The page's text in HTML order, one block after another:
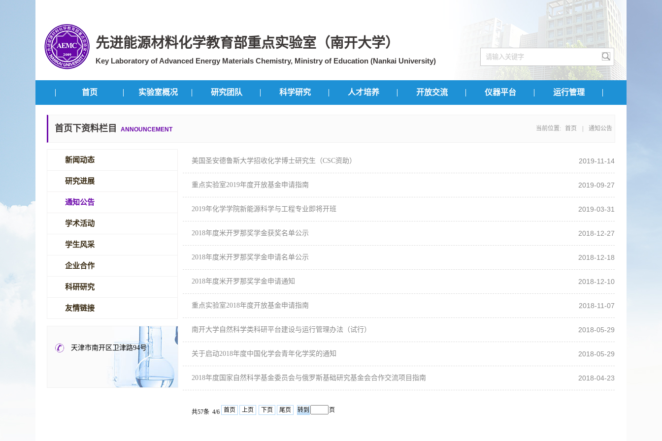
先进能源材料化学教育部重点实验室（南开大学）
Key Laboratory of Advanced Energy Materials Chemistry, Ministry of Education (Nankai University)
首页 实验室概况 研究团队 科学研究 人才培养 开放交流 仪器平台 运行管理
首页下资料栏目 ANNOUNCEMENT 当前位置: 首页 通知公告
新闻动态
研究进展
通知公告
学术活动
学生风采
企业合作
科研研究
友情链接
天津市南开区卫津路94号
美国圣安德鲁斯大学招收化学博士研究生（CSC资助） 2019-11-14
重点实验室2019年度开放基金申请指南 2019-09-27
2019年化学学院新能源科学与工程专业即将开班 2019-03-31
2018年度米开罗那奖学金获奖名单公示 2018-12-27
2018年度米开罗那奖学金申请名单公示 2018-12-18
2018年度米开罗那奖学金申请通知 2018-12-10
重点实验室2018年度开放基金申请指南 2018-11-07
南开大学自然科学类科研平台建设与运行管理办法（试行） 2018-05-29
关于启动2018年度中国化学会青年化学奖的通知 2018-05-29
2018年度国家自然科学基金委员会与俄罗斯基础研究基金会合作交流项目指南 2018-04-23
共57条 4/6 首页 上页 下页 尾页 页